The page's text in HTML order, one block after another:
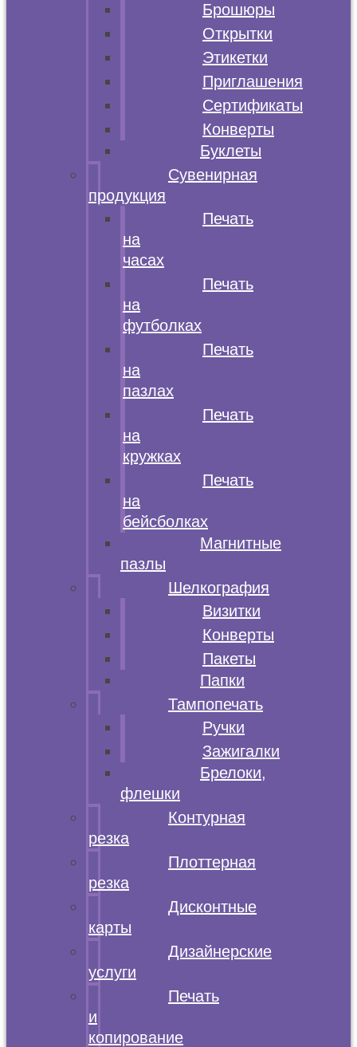
Брошюры
Открытки
Этикетки
Приглашения
Сертификаты
Конверты
Буклеты
Сувенирная
продукция
Печать
на
часах
Печать
на
футболках
Печать
на
пазлах
Печать
на
кружках
Печать
на
бейсболках
Магнитные
пазлы
Шелкография
Визитки
Конверты
Пакеты
Папки
Тампопечать
Ручки
Зажигалки
Брелоки,
флешки
Контурная
резка
Плоттерная
резка
Дисконтные
карты
Дизайнерские
услуги
Печать
и
копирование